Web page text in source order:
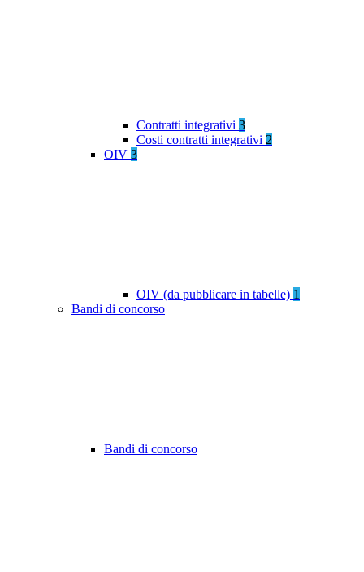
Contratti integrativi 3
Costi contratti integrativi 2
OIV 3
OIV (da pubblicare in tabelle) 1
Bandi di concorso
Bandi di concorso